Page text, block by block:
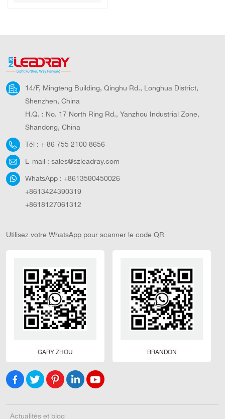
14/F, Mingteng Building, Qinghu Rd., Longhua District,
Shenzhen, China
H.Q. : No. 17 North Ring Rd., Yanzhou Industrial Zone,
Shandong, China
Tél : + 86 755 2100 8656
E-mail : sales@szleadray.com
WhatsApp : +8613590450026
+8613424390319
+8618127061312
Utilisez votre WhatsApp pour scanner le code QR
GARY ZHOU BRANDON
Actualités et blog